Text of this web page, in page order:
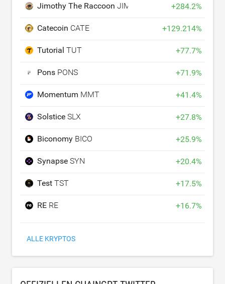
Jimothy The Raccoon JIMOTHY +284.2%
Catecoin CATE +129.214%
Tutorial TUT +77.7%
Pons PONS +71.9%
Momentum MMT +41.4%
Solstice SLX +27.8%
Biconomy BICO +25.9%
Synapse SYN +20.4%
Test TST +17.5%
RE RE +16.7%
ALLE KRYPTOS